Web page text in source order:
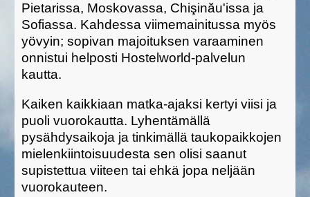
Pietarissa, Moskovassa, Chişinău'issa ja
Sofiassa. Kahdessa viimemainitussa myös
yövyin; sopivan majoituksen varaaminen
onnistui helposti Hostelworld-palvelun
kautta.
Kaiken kaikkiaan matka-ajaksi kertyi viisi ja
puoli vuorokautta. Lyhentämällä
pysähdysaikoja ja tinkimällä taukopaikkojen
mielenkiintoisuudesta sen olisi saanut
supistettua viiteen tai ehkä jopa neljään
vuorokauteen.